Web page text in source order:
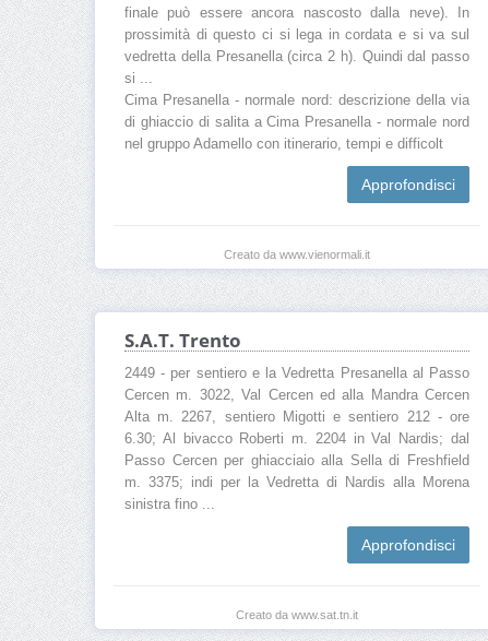
finale può essere ancora nascosto dalla neve). In
prossimità di questo ci si lega in cordata e si va sul
vedretta della Presanella (circa 2 h). Quindi dal passo
si ...
Cima Presanella - normale nord: descrizione della via
di ghiaccio di salita a Cima Presanella - normale nord
nel gruppo Adamello con itinerario, tempi e difficolt
Approfondisci
Creato da www.vienormali.it
S.A.T. Trento
2449 - per sentiero e la Vedretta Presanella al Passo
Cercen m. 3022, Val Cercen ed alla Mandra Cercen
Alta m. 2267, sentiero Migotti e sentiero 212 - ore
6.30; Al bivacco Roberti m. 2204 in Val Nardis; dal
Passo Cercen per ghiacciaio alla Sella di Freshfield
m. 3375; indi per la Vedretta di Nardis alla Morena
sinistra fino ...
Approfondisci
Creato da www.sat.tn.it